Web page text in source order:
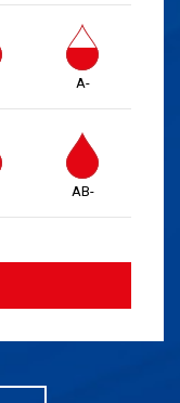
A-
AB-